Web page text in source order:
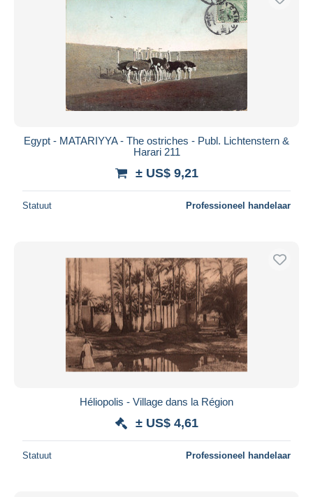
Egypt - MATARIYYA - The ostriches - Publ. Lichtenstern &
Harari 211
± US$ 9,21
Statuut Professioneel handelaar
Héliopolis - Village dans la Région
± US$ 4,61
Statuut Professioneel handelaar